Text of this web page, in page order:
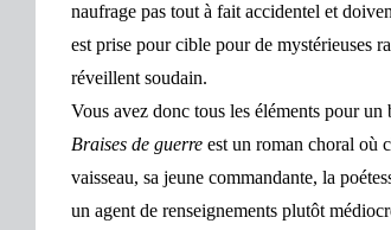
naufrage pas tout à fait accidentel et
est prise pour cible pour de mystérieuses
réveillent soudain.
Vous avez donc tous les éléments pour
Braises de guerreest un roman choral où
vaisseau, sa jeune commandante, la
un agent de renseignements plutôt